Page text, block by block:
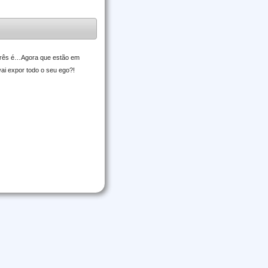
é…Agora que estão em
expor todo o seu ego?!